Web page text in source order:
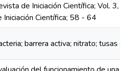
de Iniciación Científica; Vol. 3,
Iniciación Científica; 58 - 64
barrera activa; nitrato; tusas